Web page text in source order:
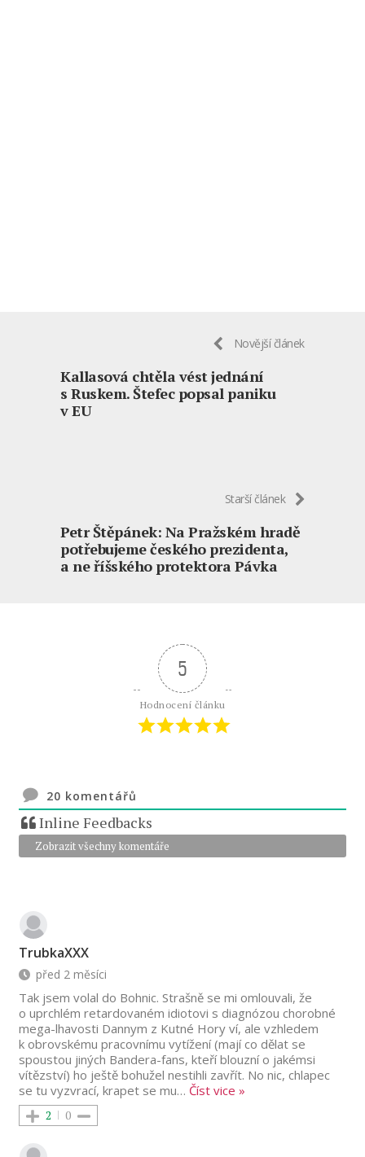
Novější článek
Kallasová chtěla vést jednání
s Ruskem. Štefec popsal paniku
v EU
Starší článek
Petr Štěpánek: Na Pražském hradě
potřebujeme českého prezidenta,
a ne říšského protektora Pávka
5
Hodnocení článku
20 komentářů
Inline Feedbacks
Zobrazit všechny komentáře
TrubkaXXX
před 2 měsíci
Tak jsem volal do Bohnic. Strašně se mi omlouvali, že
o uprchlém retardovaném idiotovi s diagnózou chorobné
mega-lhavosti Dannym z Kutné Hory ví, ale vzhledem
k obrovskému pracovnímu vytížení (mají co dělat se
spoustou jiných Bandera-fans, kteří blouzní o jakémsi
vítězství) ho ještě bohužel nestihli zavřít. No nic, chlapec
se tu vyzvrací, krapet se mu… Číst vice »
2 0